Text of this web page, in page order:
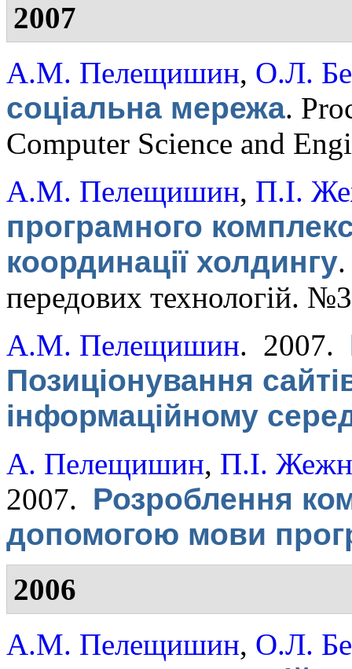
2007
А.М. Пелещишин, О.Л.
соціальна мережа.
Computer Science and
А.М. Пелещишин, П.І.
програмного
координації холдингу
передових технологій.
А.М. Пелещишин. 2007.
Позиціонування
інформаційному
А. Пелещишин, П.І.
2007. Розроблення
допомогою мови
2006
А.М. Пелещишин, О.Л.